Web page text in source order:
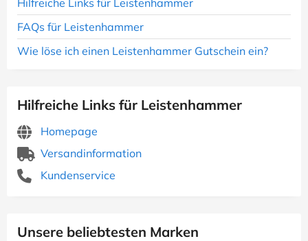
Hilfreiche Links für Leistenhammer
FAQs für Leistenhammer
Wie löse ich einen Leistenhammer Gutschein ein?
Hilfreiche Links für Leistenhammer
Homepage
Versandinformation
Kundenservice
Unsere beliebtesten Marken